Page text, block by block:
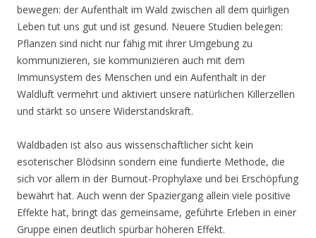
bewegen: der Aufenthalt im Wald zwischen all dem quirligen
Leben tut uns gut und ist gesund. Neuere Studien belegen:
Pflanzen sind nicht nur fähig mit ihrer Umgebung zu
kommunizieren, sie kommunizieren auch mit dem
Immunsystem des Menschen und ein Aufenthalt in der
Waldluft vermehrt und aktiviert unsere natürlichen Killerzellen
und stärkt so unsere Widerstandskraft.
Waldbaden ist also aus wissenschaftlicher sicht kein
esoterischer Blödsinn sondern eine fundierte Methode, die
sich vor allem in der Burnout-Prophylaxe und bei Erschöpfung
bewährt hat. Auch wenn der Spaziergang allein viele positive
Effekte hat, bringt das gemeinsame, geführte Erleben in einer
Gruppe einen deutlich spürbar höheren Effekt.